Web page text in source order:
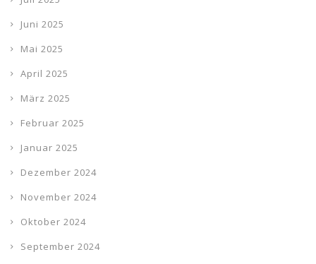
Juni 2025
Mai 2025
April 2025
März 2025
Februar 2025
Januar 2025
Dezember 2024
November 2024
Oktober 2024
September 2024